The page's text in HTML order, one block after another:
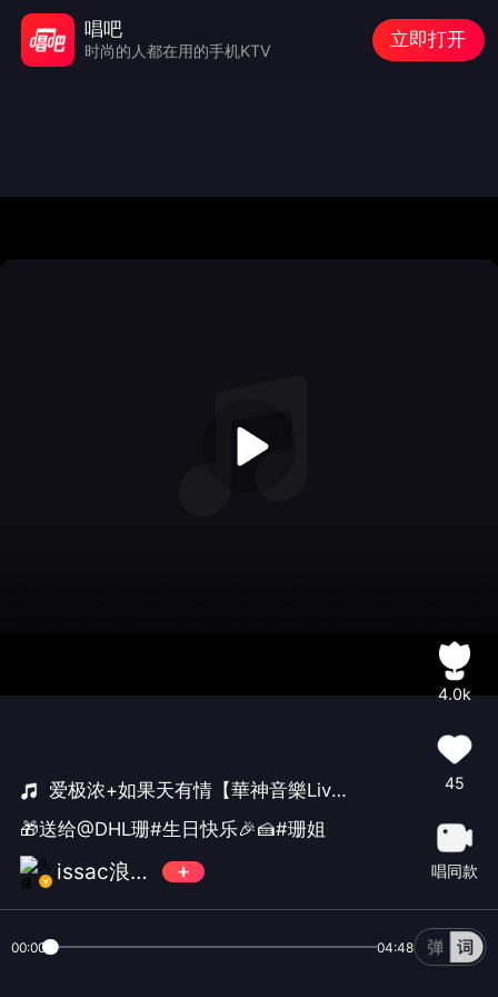
爱极浓+如果天有情【華神音樂Live】
🎁送给@DHL珊#生日快乐🎉🍰#珊姐
issac浪★∻∹⋰⋰
4.0k
45
唱同款
00:00 04:48
唱吧
时尚的人都在用的手机KTV
立即打开